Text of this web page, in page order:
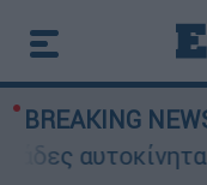
BREAKING